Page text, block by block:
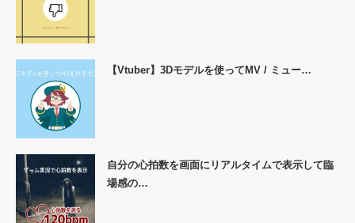
【Vtuber】3Dモデルを使ってMV / ミュー…
自分の心拍数を画面にリアルタイムで表示して臨
場感の…